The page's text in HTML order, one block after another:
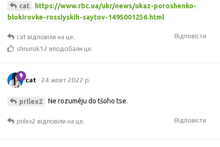
cat
https://www.rbc.ua/ukr/news/ukaz-poroshenko-
blokirovke-rossiyskih-saytov-1495001256.html
Відповісти
cat відповіли на це.
shnurok12 вподобали це.
cat 24 жовт 2022 р.
prilex2 Ne rozumêju do tšoho tse.
Відповісти
prilex2 відповіли на це.